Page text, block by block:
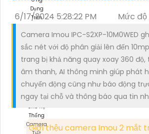
6/17/2024 5:28:22 PM Mức độ
Camera Imou IPC-S2XP-10M0WED
sắc nét với độ phân giải lên đến
trang bị khả năng quay xoay 360
âm thanh, AI thông minh giúp phát
chuyển động cũng như báo động
ngay tại chỗ và thông báo qua tin
Giới thệu camera Imou 2 mắt